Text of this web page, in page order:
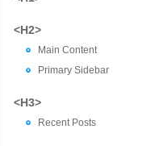
<H2>
Main Content
Primary Sidebar
<H3>
Recent Posts